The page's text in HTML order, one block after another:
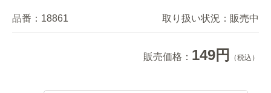
品番： 18861 取り扱い状況： 販売中
販売価格： 149円 （税込）